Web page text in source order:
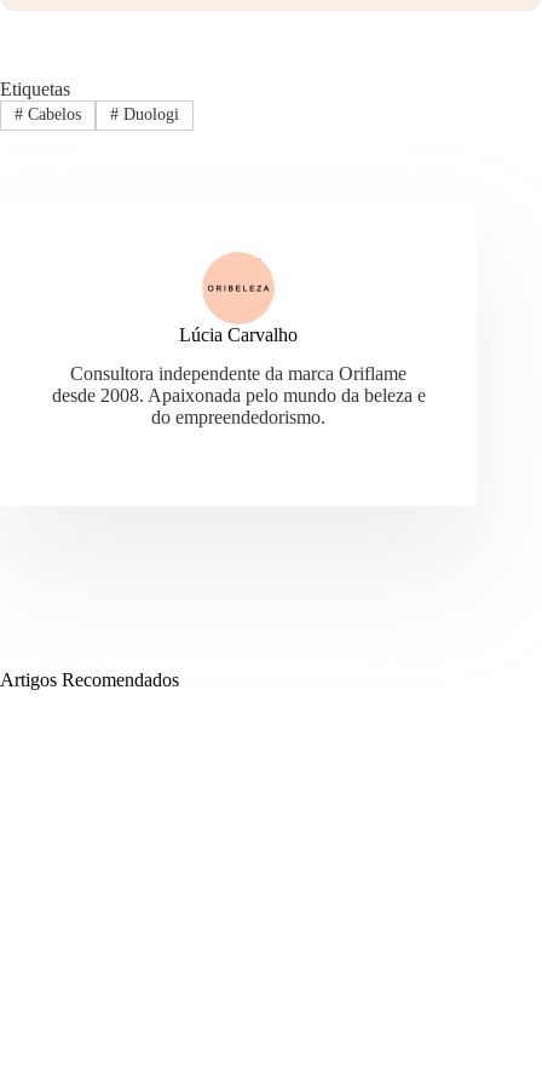
Etiquetas
#Cabelos #Duologi
Lúcia Carvalho
Consultora independente da marca Oriflame
desde 2008. Apaixonada pelo mundo da beleza e
do empreendedorismo.
Artigos Recomendados